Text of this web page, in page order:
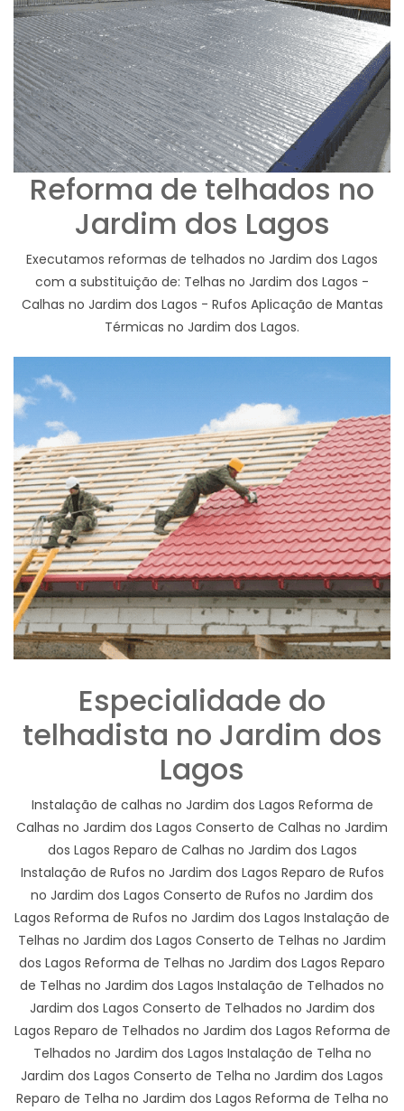
Reforma de telhados no
Jardim dos Lagos
Executamos reformas de telhados no Jardim dos Lagos
com a substituição de: Telhas no Jardim dos Lagos -
Calhas no Jardim dos Lagos - Rufos Aplicação de Mantas
Térmicas no Jardim dos Lagos.
Especialidade do
telhadista no Jardim dos
Lagos
Instalação de calhas no Jardim dos Lagos Reforma de
Calhas no Jardim dos Lagos Conserto de Calhas no Jardim
dos Lagos Reparo de Calhas no Jardim dos Lagos
Instalação de Rufos no Jardim dos Lagos Reparo de Rufos
no Jardim dos Lagos Conserto de Rufos no Jardim dos
Lagos Reforma de Rufos no Jardim dos Lagos Instalação de
Telhas no Jardim dos Lagos Conserto de Telhas no Jardim
dos Lagos Reforma de Telhas no Jardim dos Lagos Reparo
de Telhas no Jardim dos Lagos Instalação de Telhados no
Jardim dos Lagos Conserto de Telhados no Jardim dos
Lagos Reparo de Telhados no Jardim dos Lagos Reforma de
Telhados no Jardim dos Lagos Instalação de Telha no
Jardim dos Lagos Conserto de Telha no Jardim dos Lagos
Reparo de Telha no Jardim dos Lagos Reforma de Telha no